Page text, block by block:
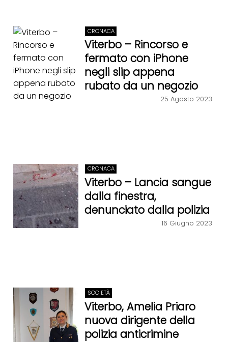
CRONACA
Viterbo – Rincorso e
fermato con iPhone
negli slip appena
rubato da un negozio
25 Agosto 2023
CRONACA
Viterbo – Lancia sangue
dalla finestra,
denunciato dalla polizia
16 Giugno 2023
SOCIETÀ
Viterbo, Amelia Priaro
nuova dirigente della
polizia anticrimine